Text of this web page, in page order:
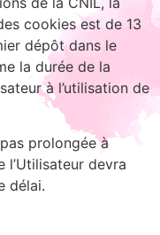
cookies est de 13
dépôt dans le
la durée de la
à l’utilisation de
prolongée à
l’Utilisateur devra
délai.